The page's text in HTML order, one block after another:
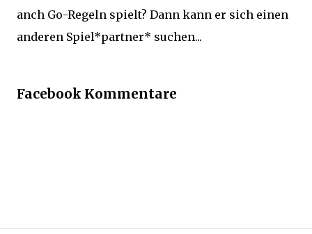
anch Go-Regeln spielt? Dann kann er sich einen
anderen Spiel*partner* suchen...
Facebook Kommentare